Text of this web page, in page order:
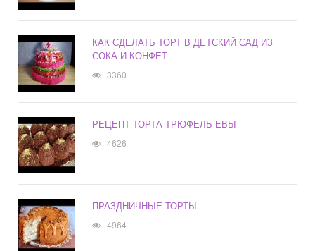
КАК СДЕЛАТЬ ТОРТ В ДЕТСКИЙ САД ИЗ
СОКА И КОНФЕТ
3360
РЕЦЕПТ ТОРТА ТРЮФЕЛЬ ЕВЫ
4626
ПРАЗДНИЧНЫЕ ТОРТЫ
4964